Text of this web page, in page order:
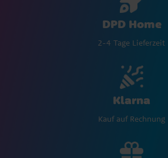
DPD Home
2-4 Tage Lieferzeit
Klarna
Kauf auf Rechnung